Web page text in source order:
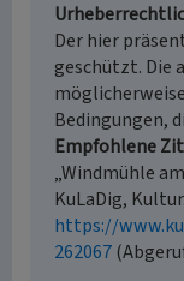
Der hier
geschützt. Die
Bedingungen,
Empfohlene
„Windmühle
KuLaDig,
https://
262067